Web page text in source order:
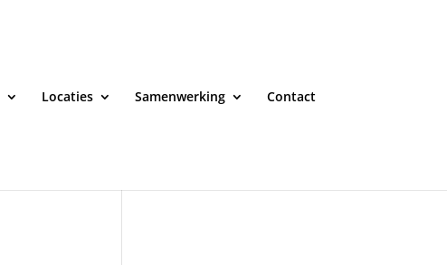
Locaties Samenwerking Contact